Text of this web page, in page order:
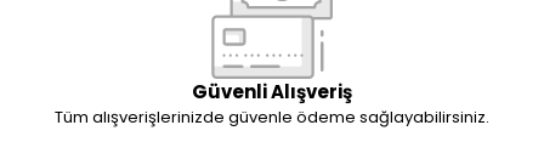
Güvenli Alışveriş
Tüm alışverişlerinizde güvenle ödeme sağlayabilirsiniz.